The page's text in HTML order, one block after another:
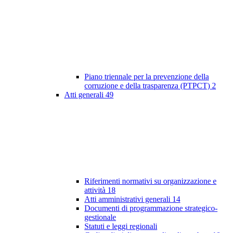
Piano triennale per la prevenzione della
corruzione e della trasparenza (PTPCT) 2
Atti generali 49
Riferimenti normativi su organizzazione e
attività 18
Atti amministrativi generali 14
Documenti di programmazione strategico-
gestionale
Statuti e leggi regionali